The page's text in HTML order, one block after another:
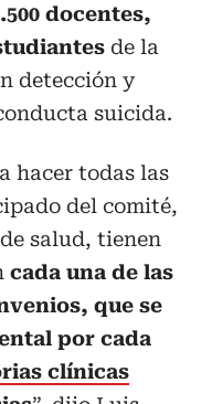
docentes,
de la
detección y
suicida.
hacer todas las
del comité,
salud, tienen
cada una de las
que se
por cada
clínicas